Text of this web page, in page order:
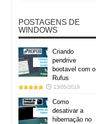
POSTAGENS DE
WINDOWS
Criando
pendrive
bootavel com o
Rufus
13/05/2019
Como
desativar a
hibernação no